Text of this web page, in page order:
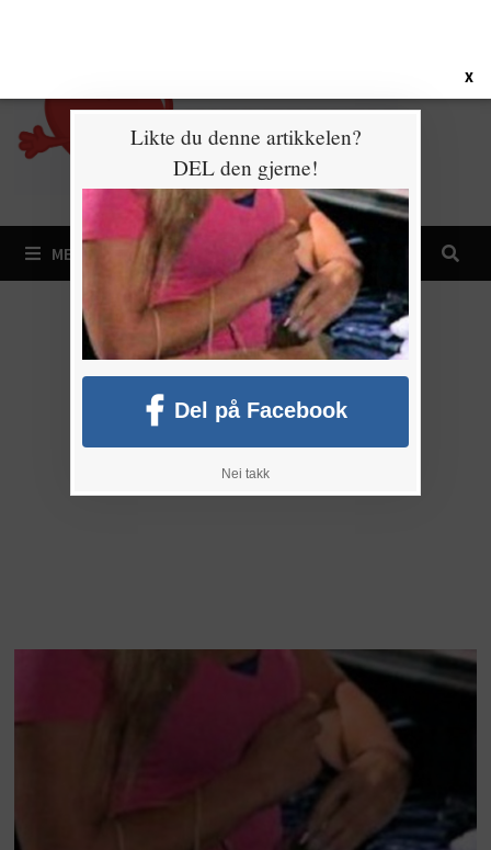
MENY
X
Likte du denne artikkelen?
DEL den gjerne!
Del på Facebook
Nei takk